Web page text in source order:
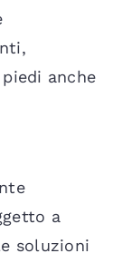
anche
a
soluzioni